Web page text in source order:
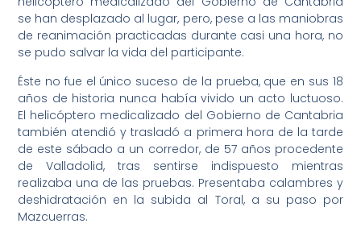
se han desplazado al lugar, pero, pese a las maniobras
de reanimación practicadas durante casi una hora, no
se pudo salvar la vida del participante.
Éste no fue el único suceso de la prueba, que en sus 18
años de historia nunca había vivido un acto luctuoso.
El helicóptero medicalizado del Gobierno de Cantabria
también atendió y trasladó a primera hora de la tarde
de este sábado a un corredor, de 57 años procedente
de Valladolid, tras sentirse indispuesto mientras
realizaba una de las pruebas. Presentaba calambres y
deshidratación en la subida al Toral, a su paso por
Mazcuerras.